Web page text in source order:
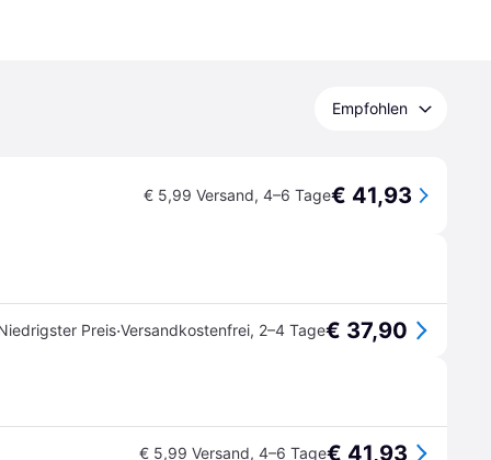
Empfohlen
€ 5,99 Versand, 4–6 Tage€ 41,93
Preis·Versandkostenfrei, 2–4 Tage€ 37,90
€ 5,99 Versand, 4–6 Tage€ 41,93